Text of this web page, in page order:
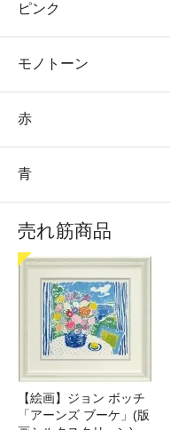
ピンク
モノトーン
赤
青
売れ筋商品
【絵画】ジョン ボッチ
「アーンズ ブーケ」(版